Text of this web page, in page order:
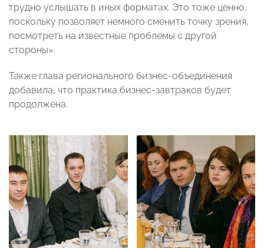
трудно услышать в иных форматах. Это тоже ценно,
поскольку позволяет немного сменить точку зрения,
посмотреть на известные проблемы с другой
стороны».
Также глава регионального бизнес-объединения
добавила, что практика бизнес-завтраков будет
продолжена.